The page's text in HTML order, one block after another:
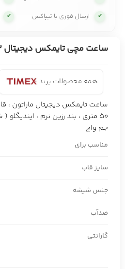
✔ ارسال فوری با تیپاکس ✔
ساعت مچی تایمکس دیجیتال T5K802
همه محصولات برند
50 متری ، بند رزین نرم ،
جم واچ
مناسب برای
سایز قاب
جنس شیشه
ضدآب
گارانتی